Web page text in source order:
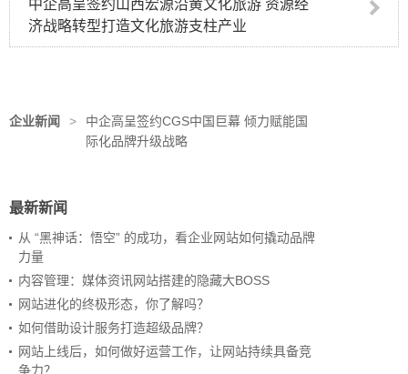
中企高呈签约山西宏源沿黄文化旅游 资源经
济战略转型打造文化旅游支柱产业
企业新闻 >
中企高呈签约CGS中国巨幕 倾力赋能国
际化品牌升级战略
最新新闻
从 “黑神话：悟空” 的成功，看企业网站如何撬动品牌
力量
内容管理：媒体资讯网站搭建的隐藏大BOSS
网站进化的终极形态，你了解吗？
如何借助设计服务打造超级品牌？
网站上线后，如何做好运营工作，让网站持续具备竞
争力？